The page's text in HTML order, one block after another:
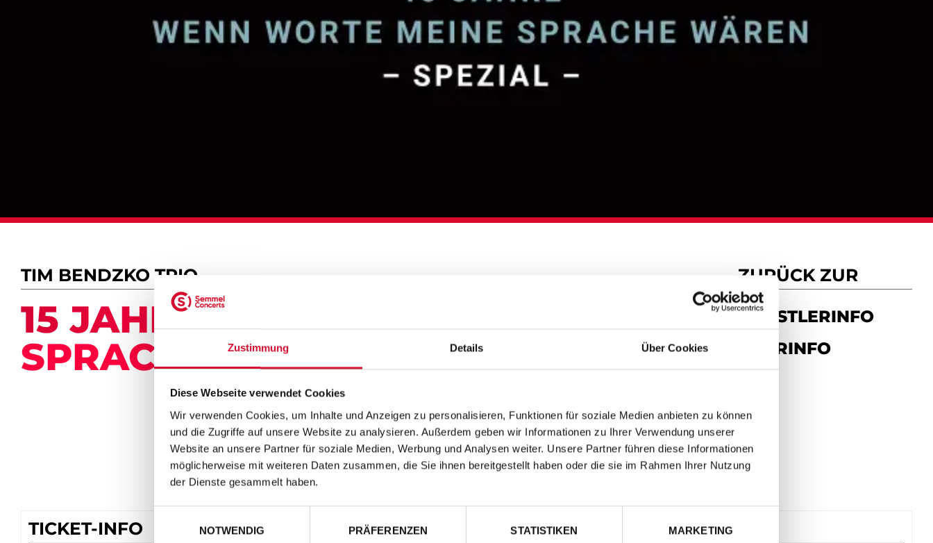
Zustimmung Details Über Cookies
Diese Webseite verwendet Cookies
Wir verwenden Cookies, um Inhalte und Anzeigen zu personalisieren, Funktionen für soziale Medien anbieten zu können
und die Zugriffe auf unsere Website zu analysieren. Außerdem geben wir Informationen zu Ihrer Verwendung unserer
Website an unsere Partner für soziale Medien, Werbung und Analysen weiter. Unsere Partner führen diese Informationen
möglicherweise mit weiteren Daten zusammen, die Sie ihnen bereitgestellt haben oder die sie im Rahmen Ihrer Nutzung
der Dienste gesammelt haben.
NOTWENDIG
PRÄFERENZEN STATISTIKEN MARKETING
TIM BENDZKO TRIO
15 JAHRE „WENN WORTE MEINE
SPRACHE WÄREN
ZURÜCK ZUR
KÜNSTLERINFO
TOURINFO
TICKET-INFO